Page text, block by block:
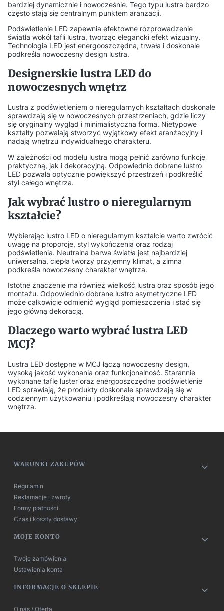
bardziej dynamicznie i nowocześnie. Tego typu lustra bardzo
często stają się centralnym punktem aranżacji.
Podświetlenie LED zapewnia efektowne rozprowadzenie
światła wokół tafli lustra, tworząc elegancki efekt wizualny.
Technologia LED jest energooszczędna, trwała i doskonale
podkreśla nowoczesny design lustra.
Designerskie lustra LED do
nowoczesnych wnętrz
Lustra z podświetleniem o nieregularnych kształtach doskonale
sprawdzają się w nowoczesnych przestrzeniach, gdzie liczy
się oryginalny wygląd i minimalistyczna forma. Nietypowe
kształty pozwalają stworzyć wyjątkowy efekt aranżacyjny i
nadają wnętrzu indywidualnego charakteru.
W zależności od modelu lustra mogą pełnić zarówno funkcję
praktyczną, jak i dekoracyjną. Odpowiednio dobrane lustro
LED pozwala optycznie powiększyć przestrzeń i podkreślić
styl całego wnętrza.
Jak wybrać lustro o nieregularnym
kształcie?
Wybierając lustro LED o nieregularnym kształcie warto zwrócić
uwagę na proporcje, styl wykończenia oraz rodzaj
podświetlenia. Neutralna barwa światła jest najbardziej
uniwersalna, ciepła tworzy przyjemny klimat, a zimna
podkreśla nowoczesny charakter wnętrza.
Istotne znaczenie ma również wielkość lustra oraz sposób jego
montażu. Odpowiednio dobrane lustro asymetryczne LED
może całkowicie odmienić wygląd pomieszczenia i stać się
jego główną dekoracją.
Dlaczego warto wybrać lustra LED
MCJ?
Lustra LED dostępne w MCJ łączą nowoczesny design,
wysoką jakość wykonania oraz funkcjonalność. Starannie
wykonane tafle luster oraz energooszczędne podświetlenie
LED sprawiają, że produkty doskonale sprawdzają się w
codziennym użytkowaniu i podkreślają nowoczesny charakter
wnętrza.
Linki w stopce
WARUNKI ZAKUPÓW
Regulamin
Reklamacje i zwroty
Formy płatności
Czas i koszty dostawy
MOJE KONTO
Twoje zamówienia
Ustawienia konta
INFORMACJE O SKLEPIE
O nas / Oferta